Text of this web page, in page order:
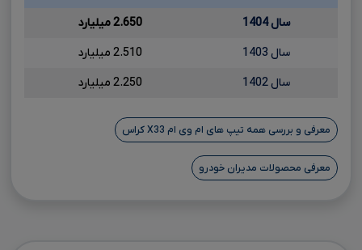
سال 1404
2.650 میلیارد
سال 1403
2.510 میلیارد
سال 1402
2.250 میلیارد
معرفی و بررسی همه تیپ های ام وی ام X33 کراس
معرفی محصولات مدیران خودرو